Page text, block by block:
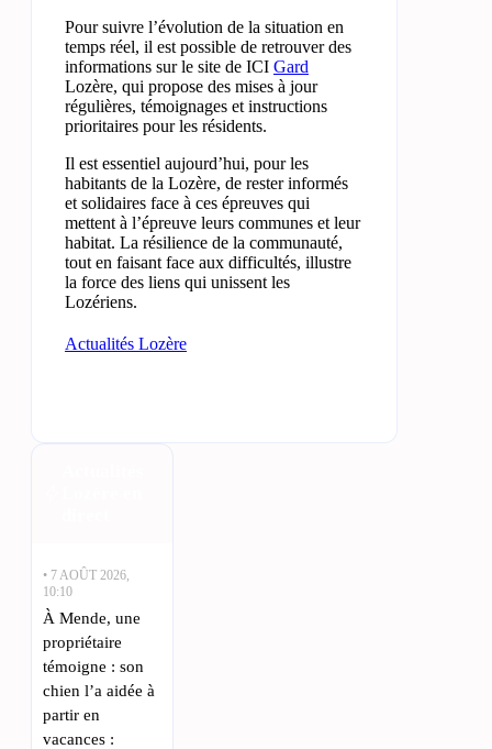
Pour suivre l’évolution de la situation en
temps réel, il est possible de retrouver des
informations sur le site de ICI Gard
Lozère, qui propose des mises à jour
régulières, témoignages et instructions
prioritaires pour les résidents.
Il est essentiel aujourd’hui, pour les
habitants de la Lozère, de rester informés
et solidaires face à ces épreuves qui
mettent à l’épreuve leurs communes et leur
habitat. La résilience de la communauté,
tout en faisant face aux difficultés, illustre
la force des liens qui unissent les
Lozériens.
Actualités Lozère
• 7 AOÛT 2026,
10:10
À Mende, une
propriétaire
témoigne : son
chien l’a aidée à
partir en
vacances :